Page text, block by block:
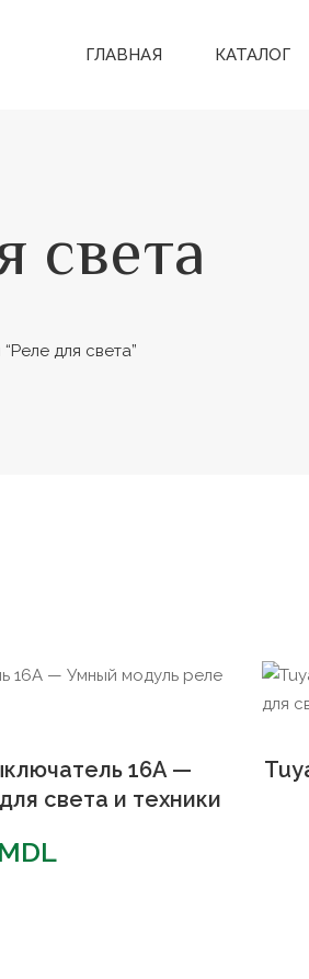
ГЛАВНАЯ КАТАЛОГ
света
для света”
16A —
света и техники
MDL